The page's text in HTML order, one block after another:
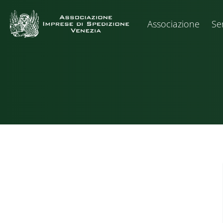
Associazione